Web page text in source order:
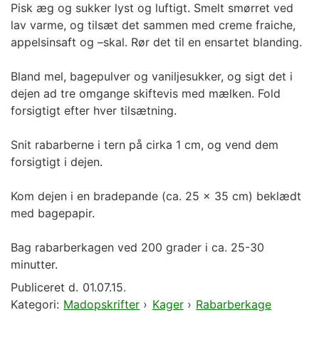
Pisk æg og sukker lyst og luftigt. Smelt smørret ved
lav varme, og tilsæt det sammen med creme fraiche,
appelsinsaft og –skal. Rør det til en ensartet blanding.
Bland mel, bagepulver og vaniljesukker, og sigt det i
dejen ad tre omgange skiftevis med mælken. Fold
forsigtigt efter hver tilsætning.
Snit rabarberne i tern på cirka 1 cm, og vend dem
forsigtigt i dejen.
Kom dejen i en bradepande (ca. 25 x 35 cm) beklædt
med bagepapir.
Bag rabarberkagen ved 200 grader i ca. 25-30
minutter.
Publiceret d. 01.07.15.
Kategori: Madopskrifter › Kager› Rabarberkage